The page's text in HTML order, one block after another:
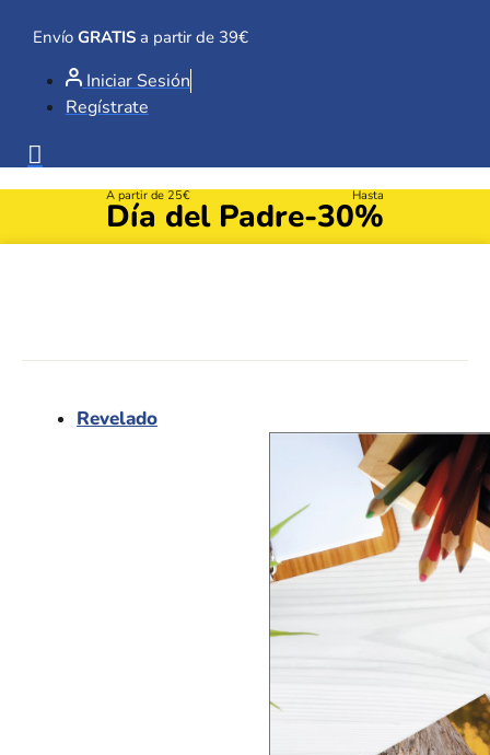
contenido
Envío GRATIS a partir de 39€
Iniciar Sesión
Regístrate
A partir de 25€
Día del Padre
Hasta
-30%
Revelado